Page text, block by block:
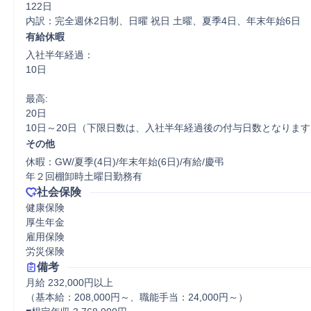
122日
内訳：完全週休2日制、日曜 祝日 土曜、夏季4日、年末年始6日
有給休暇
入社半年経過：
10日
最高:
20日
10日～20日（下限日数は、入社半年経過後の付与日数となりま
その他
休暇：GW/夏季(4日)/年末年始(6日)/有給/慶弔
年２回棚卸時土曜日勤務有
社会保険
健康保険
厚生年金
雇用保険
労災保険
備考
月給 232,000円以上
（基本給：208,000円～、職能手当：24,000円～）